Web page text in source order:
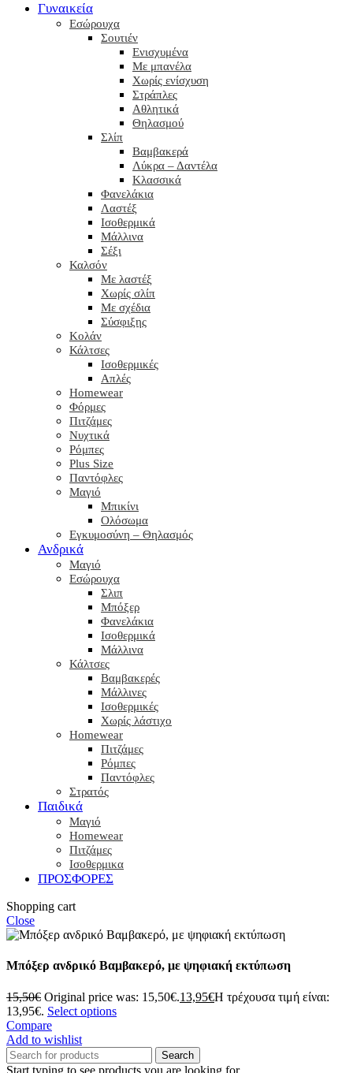
Γυναικεία
Εσώρουχα
Σουτιέν
Ενισχυμένα
Με μπανέλα
Χωρίς ενίσχυση
Στράπλες
Αθλητικά
Θηλασμού
Σλίπ
Βαμβακερά
Λύκρα – Δαντέλα
Κλασσικά
Φανελάκια
Λαστέξ
Ισοθερμικά
Μάλλινα
Σέξι
Καλσόν
Με λαστέξ
Χωρίς σλίπ
Με σχέδια
Σύσφιξης
Κολάν
Κάλτσες
Ισοθερμικές
Απλές
Homewear
Φόρμες
Πιτζάμες
Νυχτικά
Ρόμπες
Plus Size
Παντόφλες
Μαγιό
Μπικίνι
Ολόσωμα
Εγκυμοσύνη – Θηλασμός
Ανδρικά
Μαγιό
Εσώρουχα
Σλιπ
Μπόξερ
Φανελάκια
Ισοθερμικά
Μάλλινα
Κάλτσες
Βαμβακερές
Μάλλινες
Ισοθερμικές
Χωρίς λάστιχο
Homewear
Πιτζάμες
Ρόμπες
Παντόφλες
Στρατός
Παιδικά
Μαγιό
Homewear
Πιτζάμες
Ισοθερμικα
ΠΡΟΣΦΟΡΕΣ
Shopping cart
Close
Μπόξερ ανδρικό Βαμβακερό, με ψηφιακή εκτύπωση
15,50€ Original price was: 15,50€.13,95€Η τρέχουσα τιμή είναι:
13,95€. Select options
Compare
Add to wishlist
Search
Start typing to see products you are looking for.